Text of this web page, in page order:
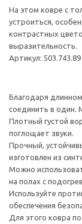
На этом ковре с
устроиться,
контрастных
выразительность.
Артикул: 503.743.89
Благодаря
соединить в один.
Плотный густой
поглощает звуки.
Прочный,
изготовлен из
Можно
на полах с
Используйте
обеспечения
Для этого ковра